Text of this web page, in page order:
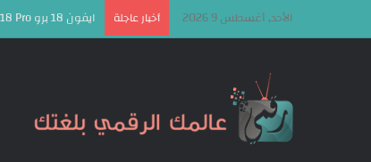
الأحد, أغسطس 9 2026 أخبار عاجلة ايفون 18 برو iPhone 18 Pro قد يأتي بأكبر قفزة سعرية منذ سنوات!